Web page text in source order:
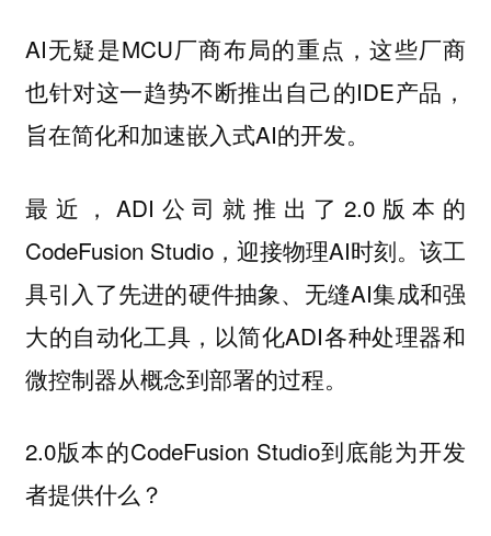
AI无疑是MCU厂商布局的重点，这些厂商
也针对这一趋势不断推出自己的IDE产品，
旨在简化和加速嵌入式AI的开发。
最近，ADI公司就推出了2.0版本的
CodeFusion Studio，迎接物理AI时刻。该工
具引入了先进的硬件抽象、无缝AI集成和强
大的自动化工具，以简化ADI各种处理器和
微控制器从概念到部署的过程。
2.0版本的CodeFusion Studio到底能为开发
者提供什么？